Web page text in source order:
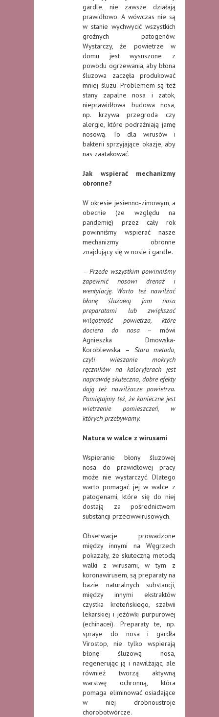
gardle, nie zawsze działają
prawidłowo. A wówczas nie są
w stanie wychwycić wszystkich
groźnych patogenów.
Wystarczy, że powietrze w
domu jest wysuszone z
powodu ogrzewania, aby błona
śluzowa zaczęła produkować
mniej śluzu. Problemem są też
stany zapalne nosa i zatok,
nieprawidłowa budowa nosa,
np. krzywa przegroda czy
alergie, które podrażniają jamę
nosową. To dla wirusów i
bakterii sprzyjające okazje, aby
nas zaatakować.
Jak wspierać mechanizmy
obronne?
W okresie jesienno-zimowym, a
obecnie (ze względu na
pandemię) przez cały rok
powinniśmy wspierać nasze
mechanizmy obronne
znajdujący się w nosie i gardle.
–Przede wszystkim powinniśmy
zapewnić nosowi drenaż i
wentylację. Warto też nawilżać
błonę śluzową jam nosa
preparatami lub zwiększać
wilgotność powietrza, które
dociera do nosa– mówi
Agnieszka Dmowska-
Koroblewska. – Stara metoda,
czyli wieszanie mokrych
ręczników na kaloryferach jest
naprawdę skuteczna, dobre efekty
dają też nawilżacze powietrza.
Pamiętajmy też, że konieczne jest
wietrzenie pomieszczeń, w
których przebywamy.
Natura w walce z wirusami
Wspieranie błony śluzowej
nosa do prawidłowej pracy
może nie wystarczyć. Dlatego
warto pomagać jej w walce z
patogenami, które się do niej
dostają za pośrednictwem
substancji przeciwwirusowych.
Obserwacje prowadzone
między innymi na Węgrzech
pokazały, że skuteczną metodą
walki z wirusami, w tym z
koronawirusem, są preparaty na
bazie naturalnych substancji,
między innymi ekstraktów
czystka kreteńskiego, szałwii
lekarskiej i jeżówki purpurowej
(echinacei). Preparaty te, np.
spraye do nosa i gardła
Virostop, nie tylko wspierają
błonę śluzową nosa,
regenerując ją i nawilżając, ale
również tworzą aktywną
warstwę ochronną, która
pomaga eliminować osiadające
w niej drobnoustroje
chorobotwórcze.